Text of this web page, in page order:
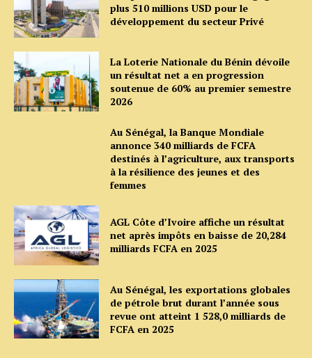
plus 510 millions USD pour le
développement du secteur Privé
La Loterie Nationale du Bénin dévoile
un résultat net a en progression
soutenue de 60% au premier semestre
2026
Au Sénégal, la Banque Mondiale
annonce 340 milliards de FCFA
destinés à l’agriculture, aux transports
à la résilience des jeunes et des
femmes
AGL Côte d’Ivoire affiche un résultat
net après impôts en baisse de 20,284
milliards FCFA en 2025
Au Sénégal, les exportations globales
de pétrole brut durant l’année sous
revue ont atteint 1 528,0 milliards de
FCFA en 2025